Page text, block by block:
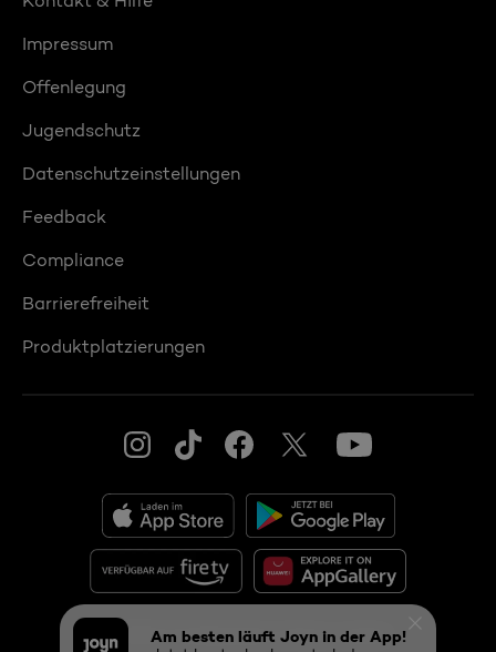
Impressum
Offenlegung
Jugendschutz
Datenschutzeinstellungen
Feedback
Compliance
Barrierefreiheit
Produktplatzierungen
© 2026 ProSiebenSat.1 PULS 4 GmbH
Am besten läuft Joyn in der App!